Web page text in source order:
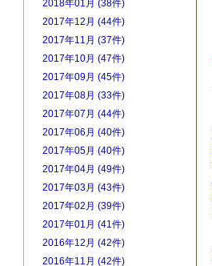
2018年01月 (38件)
2017年12月 (44件)
2017年11月 (37件)
2017年10月 (47件)
2017年09月 (45件)
2017年08月 (33件)
2017年07月 (44件)
2017年06月 (40件)
2017年05月 (40件)
2017年04月 (49件)
2017年03月 (43件)
2017年02月 (39件)
2017年01月 (41件)
2016年12月 (42件)
2016年11月 (42件)